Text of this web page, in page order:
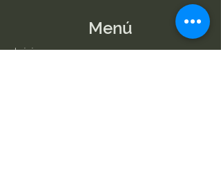
Menú
Inici